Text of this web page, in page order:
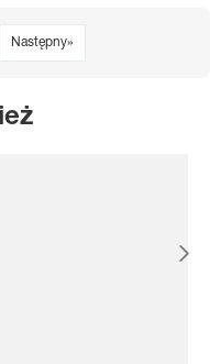
Następny»